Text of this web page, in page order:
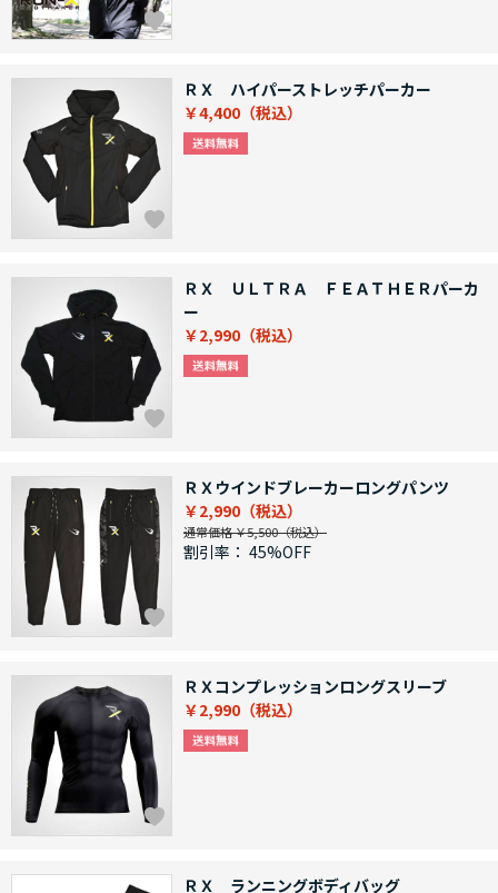
ＲＸ ハイパーストレッチパーカー
￥4,400
ＲＸ ＵＬＴＲＡ ＦＥＡＴＨＥＲパーカ
ー
￥2,990
ＲＸウインドブレーカーロングパンツ
￥2,990
通常価格 ￥5,500
割引率： 45%OFF
ＲＸコンプレッションロングスリーブ
￥2,990
ＲＸ ランニングボディバッグ